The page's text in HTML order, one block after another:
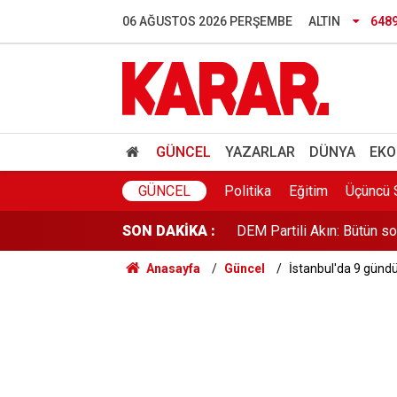
06 AĞUSTOS 2026 PERŞEMBE ALTIN
GÜNCEL YAZARLAR DÜNYA
GÜNCEL Politika Eğitim Üçüncü
SON DAKİKA :
Anketlerde Elif Eralp
THY ve Koç'u sollayan
DEM Partili Akın: Bütün
Deniz Harp Okulu’nda
YENİ Parti Zonguldak
Anasayfa Güncel İstanbul'da 9